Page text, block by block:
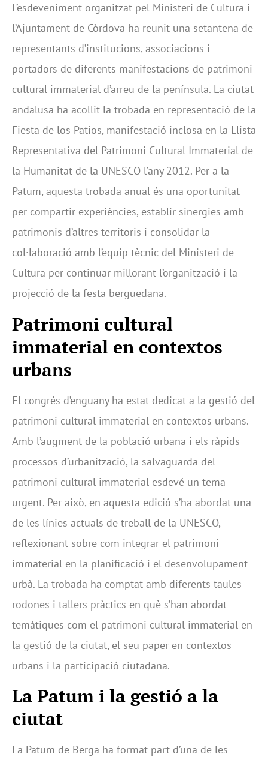
L’esdeveniment organitzat pel Ministeri de Cultura i
l’Ajuntament de Còrdova ha reunit una setantena de
representants d’institucions, associacions i
portadors de diferents manifestacions de patrimoni
cultural immaterial d’arreu de la península. La ciutat
andalusa ha acollit la trobada en representació de la
Fiesta de los Patios, manifestació inclosa en la Llista
Representativa del Patrimoni Cultural Immaterial de
la Humanitat de la UNESCO l’any 2012. Per a la
Patum, aquesta trobada anual és una oportunitat
per compartir experiències, establir sinergies amb
patrimonis d’altres territoris i consolidar la
col·laboració amb l’equip tècnic del Ministeri de
Cultura per continuar millorant l’organització i la
projecció de la festa berguedana.
Patrimoni cultural
immaterial en contextos
urbans
El congrés d’enguany ha estat dedicat a la gestió del
patrimoni cultural immaterial en contextos urbans.
Amb l’augment de la població urbana i els ràpids
processos d’urbanització, la salvaguarda del
patrimoni cultural immaterial esdevé un tema
urgent. Per això, en aquesta edició s’ha abordat una
de les línies actuals de treball de la UNESCO,
reflexionant sobre com integrar el patrimoni
immaterial en la planificació i el desenvolupament
urbà. La trobada ha comptat amb diferents taules
rodones i tallers pràctics en què s’han abordat
temàtiques com el patrimoni cultural immaterial en
la gestió de la ciutat, el seu paper en contextos
urbans i la participació ciutadana.
La Patum i la gestió a la
ciutat
La Patum de Berga ha format part d’una de les